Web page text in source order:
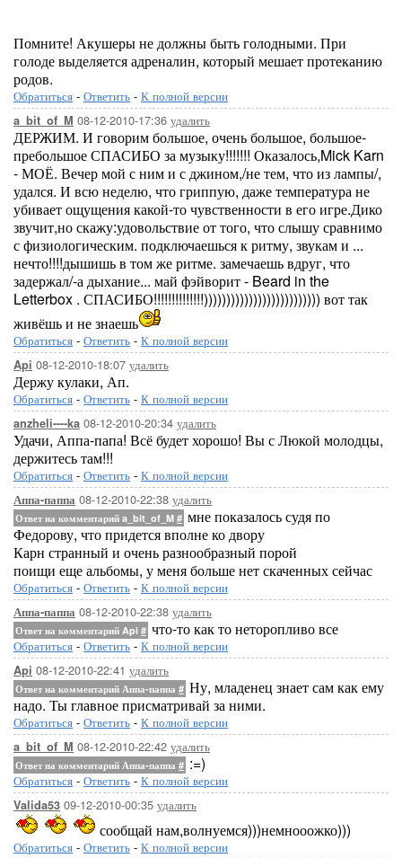
Помните! Акушеры не должны быть голодными. При
голоде выделяется адреналин, который мешает протеканию
родов.
Обратиться - Ответить - К полной версии
a_bit_of_M 08-12-2010-17:36 удалить
ДЕРЖИМ. И говорим большое, очень большое, большое-
пребольшое СПАСИБО за музыку!!!!!!! Оказалось,Mick Karn
- МОЁ. Вечер мой с ним и с джином,/не тем, что из лампы/,
удался. И всю неделю, что гриппую, даже температура не
убивает ощущения какой-то чувственности в его игре.Дико
звучит,но скажу:удовольствие от того, что слышу сравнимо
с физиологическим. подключаешься к ритму, звукам и ...
нечто!!!!дышишь в том же ритме. замечаешь вдруг, что
задержал/-а дыхание... май фэйворит - Beard in the
Letterbox . СПАСИБО!!!!!!!!!!!!!!)))))))))))))))))))))))))) вот так
живёшь и не знаешь
Обратиться - Ответить - К полной версии
Api 08-12-2010-18:07 удалить
Держу кулаки, Ап.
Обратиться - Ответить - К полной версии
anzheli----ka 08-12-2010-20:34 удалить
Удачи, Аппа-папа! Всё будет хорошо! Вы с Люкой молодцы,
держитесь там!!!
Обратиться - Ответить - К полной версии
Аппа-паппа 08-12-2010-22:38 удалить
Ответ на комментарий a_bit_of_M # мне показалось судя по
Федорову, что придется вполне ко двору
Карн странный и очень разнообразный порой
поищи еще альбомы, у меня больше нет скаченных сейчас
Обратиться - Ответить - К полной версии
Аппа-паппа 08-12-2010-22:38 удалить
Ответ на комментарий Api # что-то как то неторопливо все
Обратиться - Ответить - К полной версии
Api 08-12-2010-22:41 удалить
Ответ на комментарий Аппа-паппа # Ну, младенец знает сам как ему
надо. Ты главное присматривай за ними.
Обратиться - Ответить - К полной версии
a_bit_of_M 08-12-2010-22:42 удалить
Ответ на комментарий Аппа-паппа # :=)
Обратиться - Ответить - К полной версии
Valida53 09-12-2010-00:35 удалить
сообщай нам,волнуемся)))немнооожко)))
Обратиться - Ответить - К полной версии